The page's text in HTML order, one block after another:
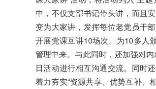
中，不仅支部书记带头讲，而且
变为大家讲，发挥每位老党员干
开展党课互讲10场次。为10多人
管理中来。与此同时，还加强对
日活动进行相互沟通交流。同时
着力夯实“资源共享、优势互补、